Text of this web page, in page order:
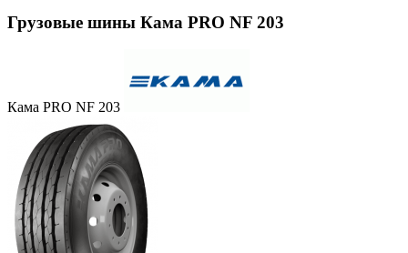
Грузовые шины Кама PRO NF 203
Кама PRO NF 203